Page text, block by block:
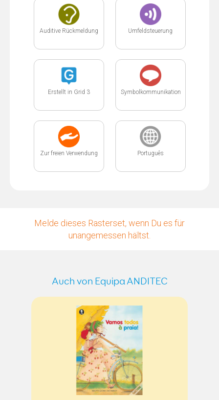
Auditive Rückmeldung Umfeldsteuerung
Erstellt in Grid 3 Symbolkommunikation
Zur freien Verwendung Português
Melde dieses Rasterset, wenn Du es für
unangemessen hältst.
Auch von Equipa ANDITEC